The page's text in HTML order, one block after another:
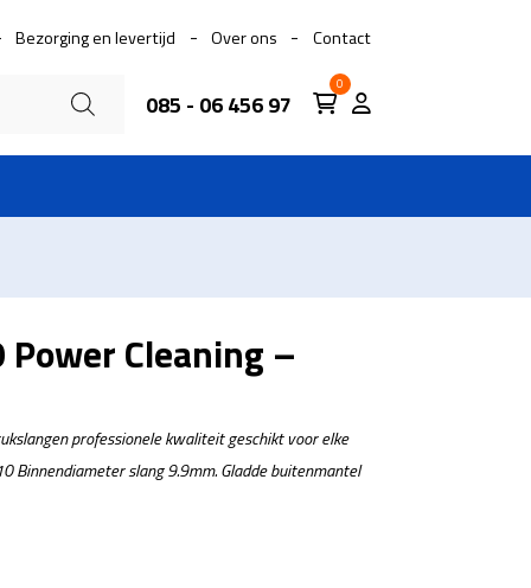
Bezorging en levertijd Over ons Contact
085 - 06 456 97
0
Power Cleaning –
professionele kwaliteit geschikt voor elke
Binnendiameter slang 9.9mm. Gladde buitenmantel